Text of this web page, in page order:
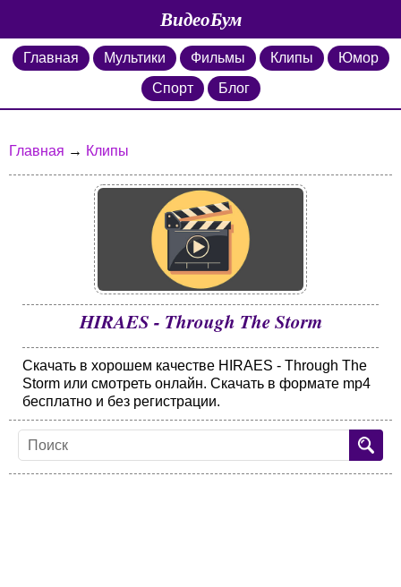
ВидеоБум
Главная Мультики Фильмы Клипы
Юмор
Спорт
Блог
Главная → Клипы
HIRAES - Through The Storm
Скачать в хорошем качестве HIRAES - Through The
Storm или смотреть онлайн. Скачать в формате mp4
бесплатно и без регистрации.